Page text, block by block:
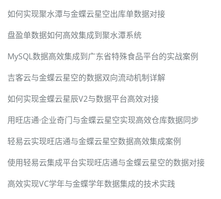
如何实现聚水潭与金蝶云星空出库单数据对接
盘盈单数据如何高效集成到聚水潭系统
MySQL数据高效集成到广东省特殊食品平台的实战案例
吉客云与金蝶云星空的数据双向流动机制详解
如何实现金蝶云星辰V2与数据平台高效对接
用旺店通·企业奇门与金蝶云星空实现高效仓库数据同步
轻易云实现旺店通与金蝶云星空数据高效集成案例
使用轻易云集成平台实现旺店通与金蝶云星空的数据对接
高效实现VC学年与金蝶学年数据集成的技术实践